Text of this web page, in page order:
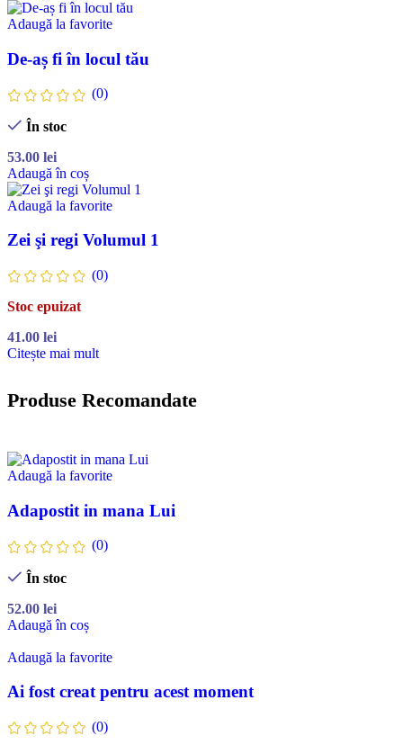
Adaugă la favorite
De-aș fi în locul tău
(0)
În stoc
53.00 lei
Adaugă în coș
Adaugă la favorite
Zei şi regi Volumul 1
(0)
Stoc epuizat
41.00 lei
Citește mai mult
Produse Recomandate
Adaugă la favorite
Adapostit in mana Lui
(0)
În stoc
52.00 lei
Adaugă în coș
Adaugă la favorite
Ai fost creat pentru acest moment
(0)